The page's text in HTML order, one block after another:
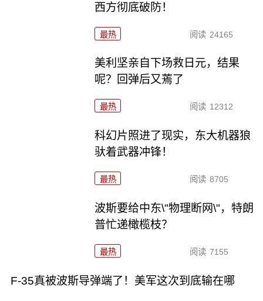
西方彻底破防！
最热 阅读 24165
美利坚亲自下场救日元，结果
呢？回弹后又蔫了
最热 阅读 12312
科幻片照进了现实，东大机器狼
驮着武器冲锋！
最热 阅读 8705
波斯要给中东\"物理断网\"，特朗
普忙递橄榄枝？
最热 阅读 7155
F-35真被波斯导弹端了！美军这次到底输在哪